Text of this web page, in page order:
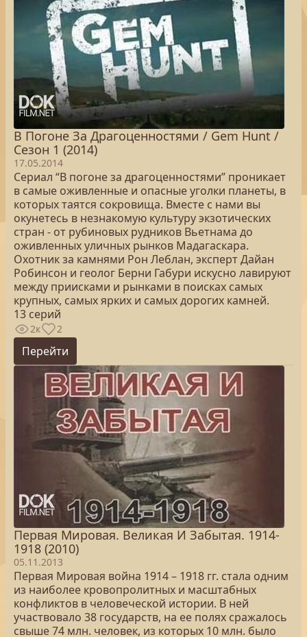
В Погоне За Драгоценностями / Gem Hunt /
Сезон 1 (2014)
17.05.2014
Сериал “В погоне за драгоценностями” проникает
в самые оживленные и опасные уголки планеты, в
которых таятся сокровища. Вместе с нами вы
окунетесь в незнакомую культуру экзотических
стран - от рубиновых рудников Вьетнама до
оживленных уличных рынков Мадагаскара.
Охотник за камнями Рон Леблан, эксперт Дайан
Робинсон и геолог Берни Габури искусно лавируют
между приисками и рынками в поисках самых
крупных, самых ярких и самых дорогих камней.
13 серий
2к 2
Перейти
Первая Мировая. Великая И Забытая. 1914-
1918 (2010)
05.11.2013
Первая Мировая война 1914 – 1918 гг. стала одним
из наиболее кровопролитных и масштабных
конфликтов в человеческой истории. В ней
участвовало 38 государств, на ее полях сражалось
свыше 74 млн. человек, из которых 10 млн. было